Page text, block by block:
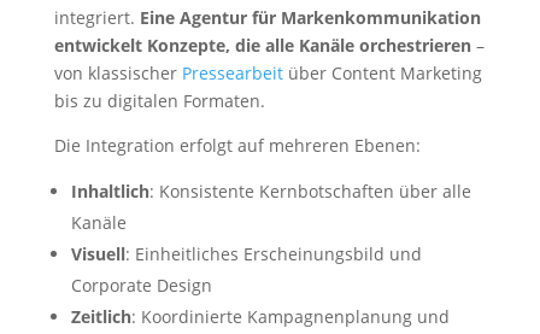
integriert. Eine Agentur für Markenkommunikation
entwickelt Konzepte, die alle Kanäle orchestrieren–
von klassischer Pressearbeitüber Content Marketing
bis zu digitalen Formaten.
Die Integration erfolgt auf mehreren Ebenen:
Inhaltlich: Konsistente Kernbotschaften über alle
Kanäle
Visuell: Einheitliches Erscheinungsbild und
Corporate Design
Zeitlich: Koordinierte Kampagnenplanung und